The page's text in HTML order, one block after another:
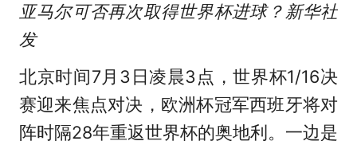
亚马尔可否再次取得世界杯进球？新华社
发
北京时间7月3日凌晨3点，世界杯1/16决
赛迎来焦点对决，欧洲杯冠军西班牙将对
阵时隔28年重返世界杯的奥地利。一边是